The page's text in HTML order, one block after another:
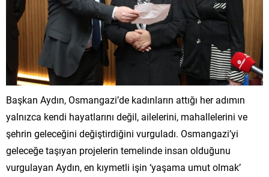
Başkan Aydın, Osmangazi’de kadınların attığı her adımın
yalnızca kendi hayatlarını değil, ailelerini, mahallelerini ve
şehrin geleceğini değiştirdiğini vurguladı. Osmangazi’yi
geleceğe taşıyan projelerin temelinde insan olduğunu
vurgulayan Aydın, en kıymetli işin ‘yaşama umut olmak’